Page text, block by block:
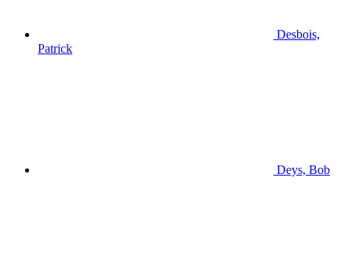
Desbois,
Patrick
Deys, Bob